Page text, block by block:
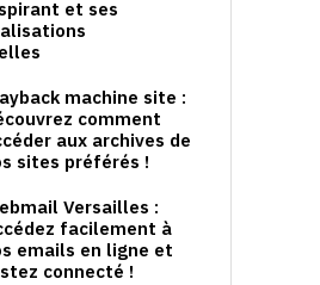
et ses
machine site :
comment
aux archives de
sites préférés !
Versailles :
facilement à
emails en ligne et
connecté !